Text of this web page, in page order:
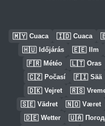
🇲🇾 Cuaca 🇮🇩 Cuaca
🇭🇺 Időjárás 🇪🇪 Ilm
🇫🇷 Météo 🇱🇹 Oras
🇨🇿 Počasí 🇫🇮 Sää
🇩🇰 Vejret 🇷🇸
🇸🇪 Vädret 🇳🇴 Været
🇩🇪 Wetter 🇺🇦